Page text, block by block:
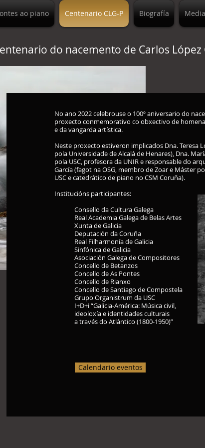
ao piano Centenario CLG-P Biografía Media
do nacemento de Carlos López
No ano 2022 celebrouse o 100º aniversario do
proxecto conmemorativo co obxectivo de
e da vangarda artística.
Neste proxecto estiveron implicados Dna. Teresa
pola Universidade de Alcalá de Henares), Dna.
pola USC, profesora da UNIR e responsable do
García (fagot na OSG, membro de Zoar e Máster
USC e catedrático de piano no CSM Coruña).
Institucións participantes:
Consello da Cultura Galega
Real Academia Galega de Belas Artes
Xunta de Galicia
Deputación da Coruña
Real Filharmonía de Galicia
Sinfónica de Galicia
Asociación Galega de Compositores
Concello de Betanzos
Concello de As Pontes
Concello de Rianxo
Concello de Santiago de Compostela
Grupo Organistrum da USC
I+D+i “Galicia-América: Música civil,
ideoloxía e identidades culturais
a través do Atlántico (1800-1950)”
Calendario eventos